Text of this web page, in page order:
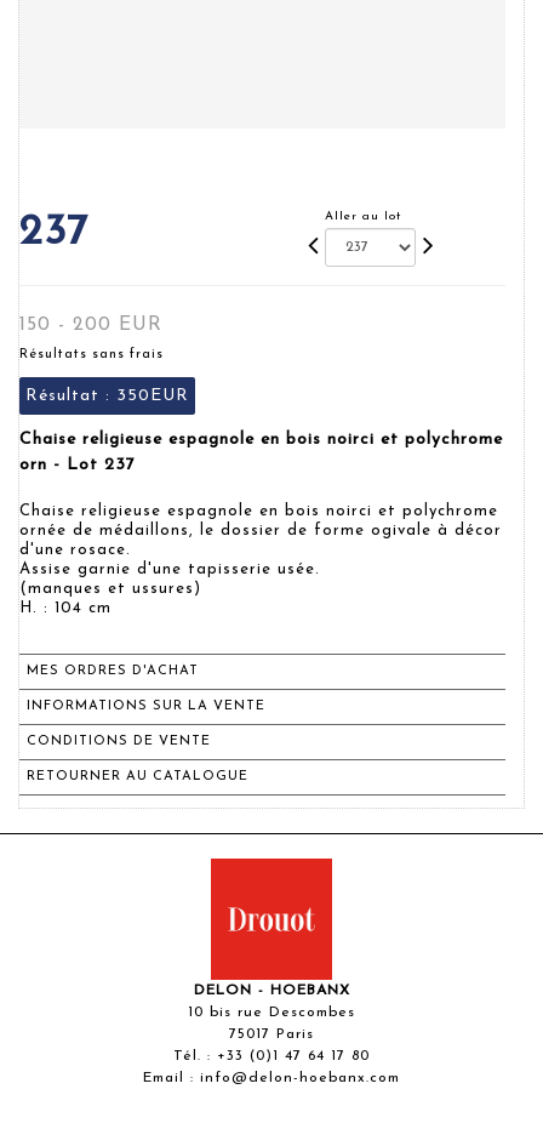
237 Aller au lot
150 - 200 EUR
Résultats sans frais
Résultat : 350EUR
Chaise religieuse espagnole en bois noirci et polychrome
orn - Lot 237
Chaise religieuse espagnole en bois noirci et polychrome
ornée de médaillons, le dossier de forme ogivale à décor
d'une rosace.
Assise garnie d'une tapisserie usée.
(manques et ussures)
H. : 104 cm
MES ORDRES D'ACHAT
INFORMATIONS SUR LA VENTE
CONDITIONS DE VENTE
RETOURNER AU CATALOGUE
DELON - HOEBANX
10 bis rue Descombes
75017 Paris
Tél. : +33 (0)1 47 64 17 80
Email : info@delon-hoebanx.com